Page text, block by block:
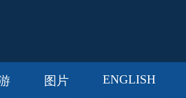
图片 ENGLISH